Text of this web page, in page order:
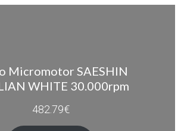
Micromotor SAESHIN
WHITE 30.000rpm
482.79€